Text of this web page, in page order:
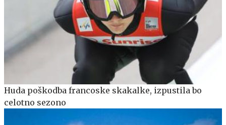
Huda poškodba francoske skakalke, izpustila bo
celotno sezono